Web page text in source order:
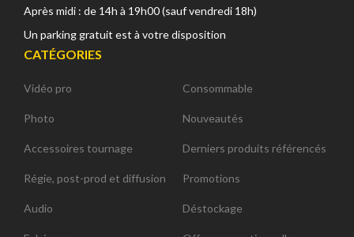
Après midi : de 14h à 19h00 (sauf vendredi 18h)
Un parking gratuit est à votre disposition
CATÉGORIES
Vidéo pro
Photo
Accessoires tournage
Régie, post-prod et diffusion
Audio
Consommable
Nouveautés
Derniers produits référencés
Promotions
Déstockage